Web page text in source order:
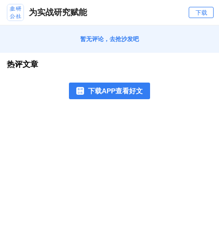
为实战研究赋能 下载
暂无评论，去抢沙发吧
热评文章
下载APP查看好文